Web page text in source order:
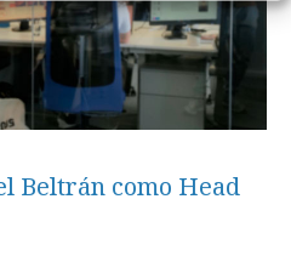
Beltrán como Head